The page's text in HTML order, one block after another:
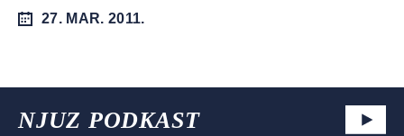
27. MAR. 2011.
NJUZ PODKAST